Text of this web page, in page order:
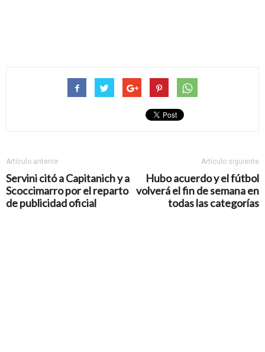
Artículo anterior
Servini citó a Capitanich y a
Scoccimarro por el reparto
de publicidad oficial
Artículo siguiente
Hubo acuerdo y el fútbol
volverá el fin de semana en
todas las categorías